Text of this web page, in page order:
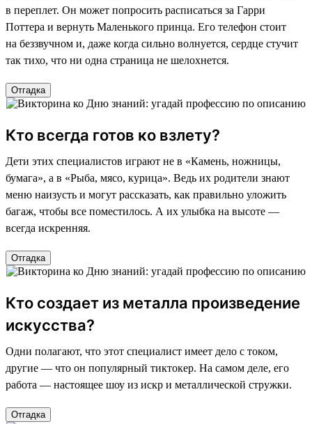
в переплет. Он может попросить расписаться за Гарри
Поттера и вернуть Маленького принца. Его телефон стоит
на беззвучном и, даже когда сильно волнуется, сердце стучит
так тихо, что ни одна страница не шелохнется.
Отгадка
Кто всегда готов ко взлету?
Дети этих специалистов играют не в «Камень, ножницы,
бумага», а в «Рыба, мясо, курица». Ведь их родители знают
меню наизусть и могут рассказать, как правильно уложить
багаж, чтобы все поместилось. А их улыбка на высоте —
всегда искренняя.
Отгадка
Кто создает из металла произведение
искусства?
Одни полагают, что этот специалист имеет дело с током,
другие — что он популярный тиктокер. На самом деле, его
работа — настоящее шоу из искр и металлической стружки.
Отгадка